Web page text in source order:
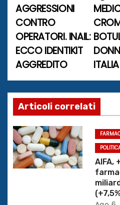
a
v
i
g
a
z
i
o
ITALIA
AGGRESSIONI
CONTRO
OPERATORI. INAIL:
ECCO IDENTIKIT
AGGREDITO
Articoli correlati
AIFA,